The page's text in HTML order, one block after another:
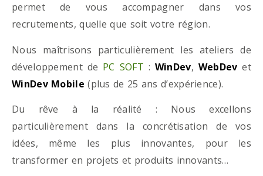
permet de vous accompagner dans vos
recrutements, quelle que soit votre région.
Nous maîtrisons particulièrement les ateliers de
développement de PC SOFT : WinDev, WebDev et
WinDev Mobile (plus de 25 ans d’expérience).
Du rêve à la réalité : Nous excellons
particulièrement dans la concrétisation de vos
idées, même les plus innovantes, pour les
transformer en projets et produits innovants…